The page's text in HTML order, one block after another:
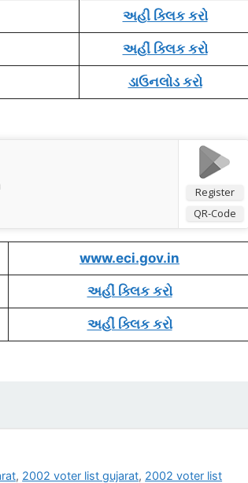
અહી ક્લિક કરો
અહીં ક્લિક કરો
ડાઉનલોડ કરો
Register
QR-Code
www.eci.gov.in
અહીં ક્લિક કરો
અહીં ક્લિક કરો
, 2002 voter list gujarat, 2002 voter list